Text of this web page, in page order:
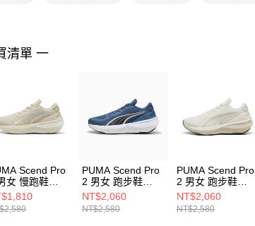
清單 一
Scend Pro
女 慢跑鞋
PUMA Scend Pro
2 男女 跑步鞋
31077917
NT$2,060
NT$2,580
PUMA Scend Pro
2 男女 跑步鞋
31077922
NT$2,060
NT$2,580